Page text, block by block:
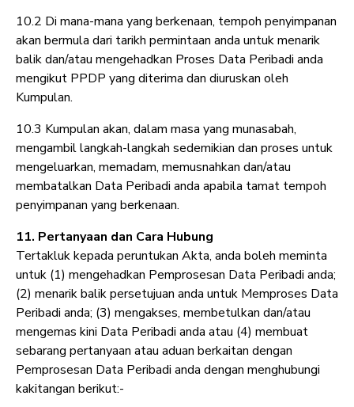
10.2 Di mana-mana yang berkenaan, tempoh penyimpanan
akan bermula dari tarikh permintaan anda untuk menarik
balik dan/atau mengehadkan Proses Data Peribadi anda
mengikut PPDP yang diterima dan diuruskan oleh
Kumpulan.
10.3 Kumpulan akan, dalam masa yang munasabah,
mengambil langkah-langkah sedemikian dan proses untuk
mengeluarkan, memadam, memusnahkan dan/atau
membatalkan Data Peribadi anda apabila tamat tempoh
penyimpanan yang berkenaan.
11. Pertanyaan dan Cara Hubung
Tertakluk kepada peruntukan Akta, anda boleh meminta
untuk (1) mengehadkan Pemprosesan Data Peribadi anda;
(2) menarik balik persetujuan anda untuk Memproses Data
Peribadi anda; (3) mengakses, membetulkan dan/atau
mengemas kini Data Peribadi anda atau (4) membuat
sebarang pertanyaan atau aduan berkaitan dengan
Pemprosesan Data Peribadi anda dengan menghubungi
kakitangan berikut:-